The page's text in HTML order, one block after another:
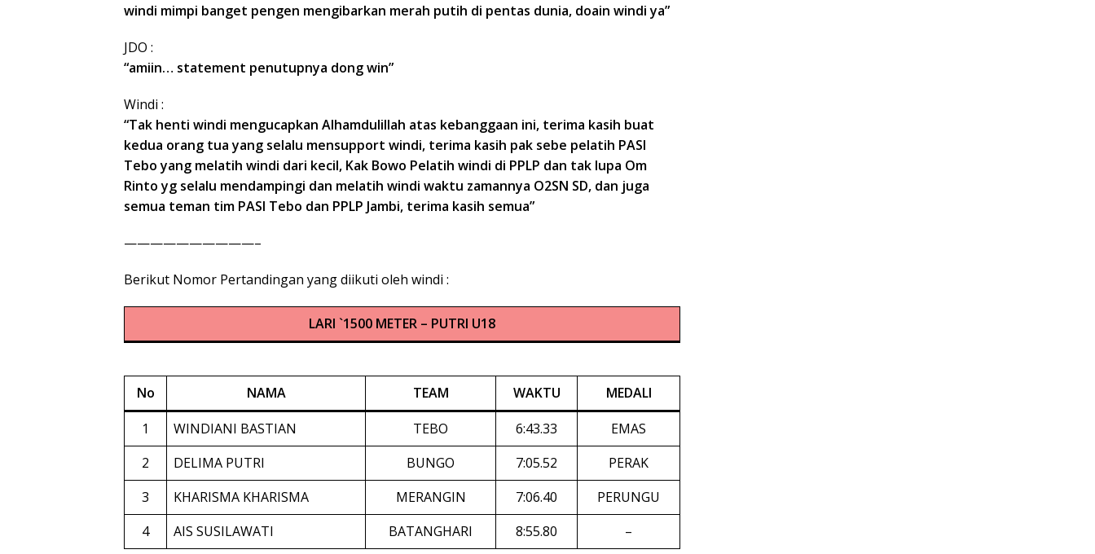
windi mimpi banget pengen mengibarkan merah putih di pentas dunia, doain windi ya”
JDO :
“amiin… statement penutupnya dong win”
Windi :
“Tak henti windi mengucapkan Alhamdulillah atas kebanggaan ini, terima kasih buat
kedua orang tua yang selalu mensupport windi, terima kasih pak sebe pelatih PASI
Tebo yang melatih windi dari kecil, Kak Bowo Pelatih windi di PPLP dan tak lupa Om
Rinto yg selalu mendampingi dan melatih windi waktu zamannya O2SN SD, dan juga
semua teman tim PASI Tebo dan PPLP Jambi, terima kasih semua”
——————————–
Berikut Nomor Pertandingan yang diikuti oleh windi :
LARI `1500 METER – PUTRI U18
No NAMA TEAM WAKTU
MEDALI
1
WINDIANI BASTIAN TEBO 6:43.33
EMAS
2
DELIMA PUTRI BUNGO 7:05.52
PERAK
3
KHARISMA KHARISMA MERANGIN 7:06.40
PERUNGU
4
AIS SUSILAWATI BATANGHARI 8:55.80 –